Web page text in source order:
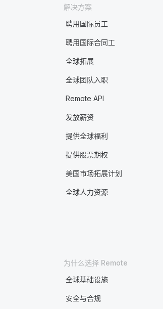
解决方案
聘用国际员工
聘用国际合同工
全球拓展
全球团队入职
Remote API
发放薪资
提供全球福利
提供股票期权
美国市场拓展计划
全球人力资源
为什么选择 Remote
全球基础设施
安全与合规